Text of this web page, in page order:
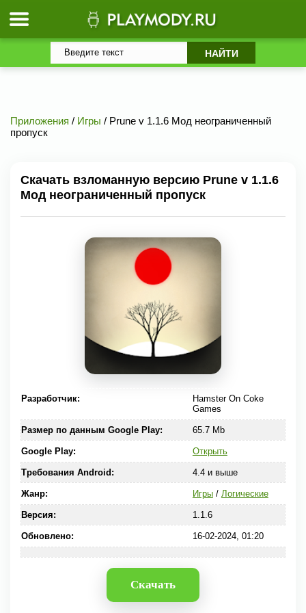
Приложения / Игры / Prune v 1.1.6 Мод неограниченный
пропуск
Скачать взломанную версию Prune v 1.1.6
Мод неограниченный пропуск
Разработчик:
Hamster On Coke
Games
Размер по данным Google Play: 65.7 Mb
Google Play: Открыть
Требования Android: 4.4 и выше
Жанр: Игры/ Логические
Версия: 1.1.6
Обновлено: 16-02-2024, 01:20
Скачать